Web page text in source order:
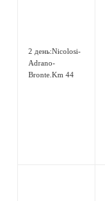
2 день:Nicolosi-
Adrano-
Bronte.Km 44